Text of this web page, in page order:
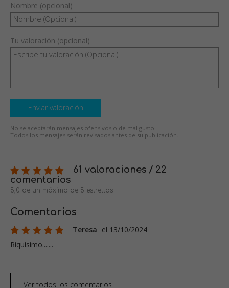
Nombre (opcional)
Tu valoración (opcional)
Enviar valoración
No se aceptarán mensajes ofensivos o de mal gusto.
Todos los mensajes serán revisados antes de su publicación.
61 valoraciones / 22
comentarios
5,0 de un máximo de 5 estrellas
Comentarios
Teresa el 13/10/2024
Riquísimo.......
Ver todos los comentarios